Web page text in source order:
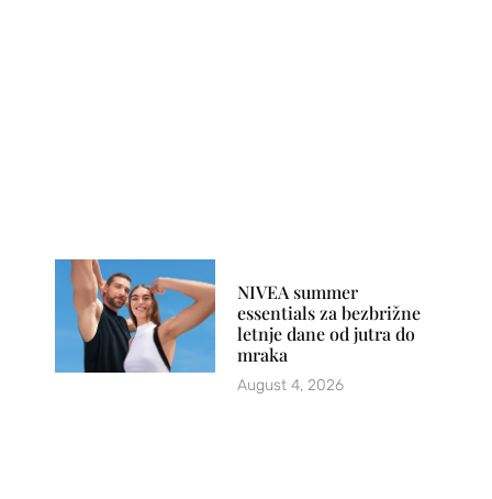
NIVEA summer
essentials za bezbrižne
letnje dane od jutra do
mraka
August 4, 2026